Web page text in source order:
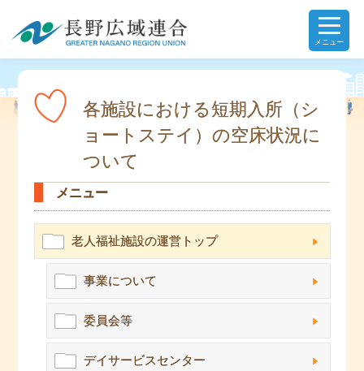
メニュー
各施設における短期入所（シ
ョートステイ）の空床状況に
ついて
メニュー
老人福祉施設の運営トップ
事業について
委員会等
デイサービスセンター